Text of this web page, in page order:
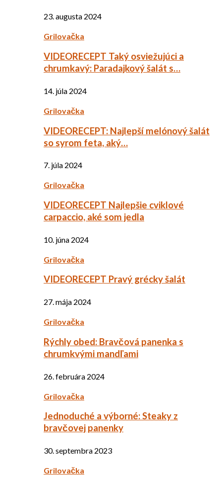
23. augusta 2024
Grilovačka
VIDEORECEPT Taký osviežujúci a
chrumkavý: Paradajkový šalát s…
14. júla 2024
Grilovačka
VIDEORECEPT: Najlepší melónový šalát
so syrom feta, aký…
7. júla 2024
Grilovačka
VIDEORECEPT Najlepšie cviklové
carpaccio, aké som jedla
10. júna 2024
Grilovačka
VIDEORECEPT Pravý grécky šalát
27. mája 2024
Grilovačka
Rýchly obed: Bravčová panenka s
chrumkvými mandľami
26. februára 2024
Grilovačka
Jednoduché a výborné: Steaky z
bravčovej panenky
30. septembra 2023
Grilovačka